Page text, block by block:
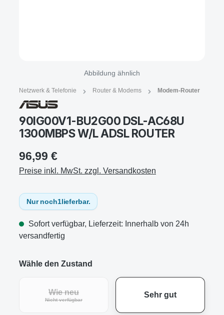
Abbildung ähnlich
Netzwerk & Telefonie Router & Modems Modem-Router
90IG00V1-BU2G00 DSL-AC68U
1300MBPS W/L ADSL ROUTER
96,99 €
Preise inkl. MwSt. zzgl. Versandkosten
Nur noch1lieferbar.
Sofort verfügbar, Lieferzeit: Innerhalb von 24h
versandfertig
Wähle den Zustand
Wie neu
Nicht verfügbar
Sehr gut